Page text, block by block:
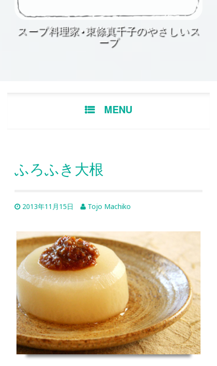
n
スープ料理家•東條真千子のやさしいス
ープ
MENU
ふろふき大根
2013年11月15日 Tojo Machiko